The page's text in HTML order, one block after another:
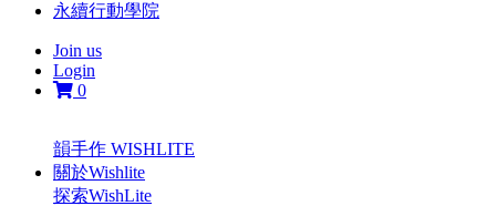
永續行動學院
Join us
Login
0
韻手作 WISHLITE
關於Wishlite
探索WishLite